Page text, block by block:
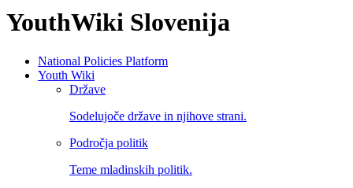
YouthWiki Slovenija
NPP
National Policies Platform
Youth Wiki
Države
Sodelujoče države in njihove strani.
Področja politik
Teme mladinskih politik.